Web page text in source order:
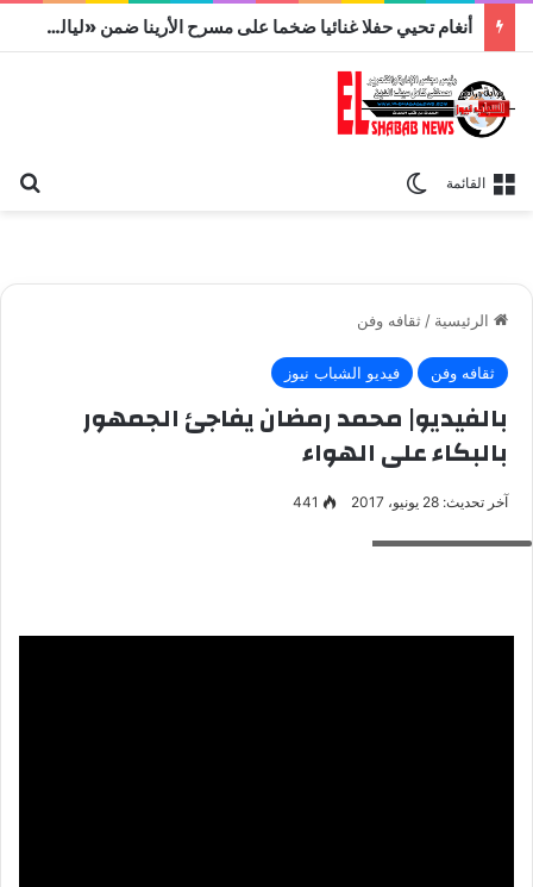
أنغام تحيي حفلا غنائيا ضخما على مسرح الأرينا ضمن «ليالي مصر»
القائمة
الرئيسية / ثقافه وفن
ثقافه وفن فيديو الشباب نيوز
بالفيديو| محمد رمضان يفاجئ الجمهور
بالبكاء على الهواء
آخر تحديث: 28 يونيو، 2017 441